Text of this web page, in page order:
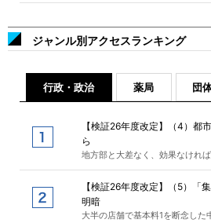
ジャンル別アクセスランキング
行政・政治 薬局 団
【検証26年度改定】（4）都
ら
地方部と大差なく、効果なけれ
【検証26年度改定】（5）「
明暗
大半の店舗で基本料1を断念した